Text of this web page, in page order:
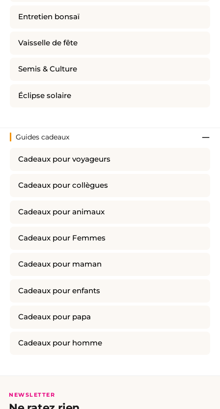
Entretien bonsaï
Vaisselle de fête
Semis & Culture
Éclipse solaire
Guides cadeaux
Cadeaux pour voyageurs
Cadeaux pour collègues
Cadeaux pour animaux
Cadeaux pour Femmes
Cadeaux pour maman
Cadeaux pour enfants
Cadeaux pour papa
Cadeaux pour homme
NEWSLETTER